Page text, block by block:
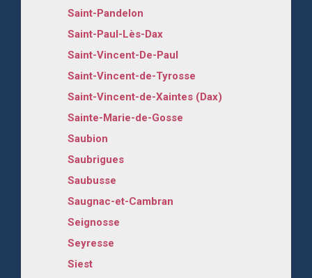
Saint-Pandelon
Saint-Paul-Lès-Dax
Saint-Vincent-De-Paul
Saint-Vincent-de-Tyrosse
Saint-Vincent-de-Xaintes (Dax)
Sainte-Marie-de-Gosse
Saubion
Saubrigues
Saubusse
Saugnac-et-Cambran
Seignosse
Seyresse
Siest